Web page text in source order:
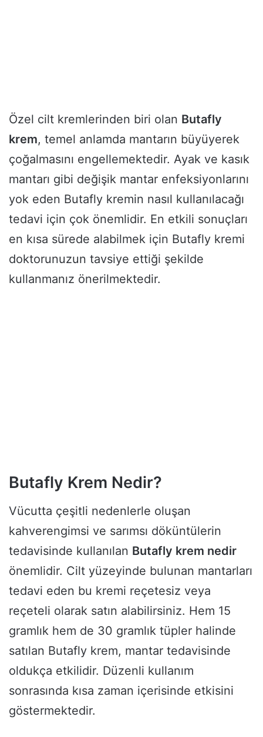
Özel cilt kremlerinden biri olan Butafly
krem, temel anlamda mantarın büyüyerek
çoğalmasını engellemektedir. Ayak ve kasık
mantarı gibi değişik mantar enfeksiyonlarını
yok eden Butafly kremin nasıl kullanılacağı
tedavi için çok önemlidir. En etkili sonuçları
en kısa sürede alabilmek için Butafly kremi
doktorunuzun tavsiye ettiği şekilde
kullanmanız önerilmektedir.
Butafly Krem Nedir?
Vücutta çeşitli nedenlerle oluşan
kahverengimsi ve sarımsı döküntülerin
tedavisinde kullanılan Butafly krem nedir
önemlidir. Cilt yüzeyinde bulunan mantarları
tedavi eden bu kremi reçetesiz veya
reçeteli olarak satın alabilirsiniz. Hem 15
gramlık hem de 30 gramlık tüpler halinde
satılan Butafly krem, mantar tedavisinde
oldukça etkilidir. Düzenli kullanım
sonrasında kısa zaman içerisinde etkisini
göstermektedir.